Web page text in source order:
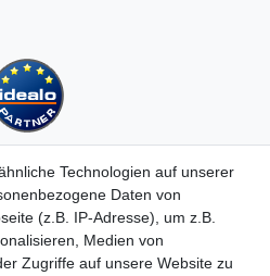
Technologien auf unserer
Daten von
(z.B. IP-Adresse), um z.B.
Medien von
Zugriffe auf unsere Website zu